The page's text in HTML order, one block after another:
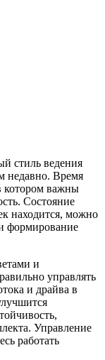
стиль ведения
недавно. Время
котором важны
Состояние
находится, можно
формирование
и
управлять
и драйва в
Управление
работать